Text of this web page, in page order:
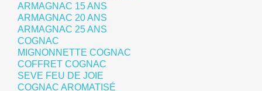
ARMAGNAC 15 ANS
ARMAGNAC 20 ANS
ARMAGNAC 25 ANS
COGNAC
MIGNONNETTE COGNAC
COFFRET COGNAC
SEVE FEU DE JOIE
COGNAC AROMATISÉ